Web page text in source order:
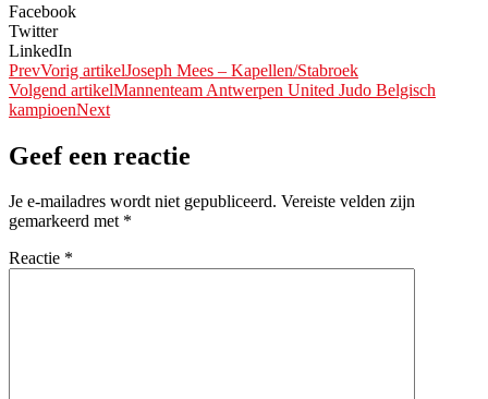
Facebook
Twitter
LinkedIn
PrevVorig artikelJoseph Mees – Kapellen/Stabroek
Volgend artikelMannenteam Antwerpen United Judo Belgisch
kampioenNext
Geef een reactie
Je e-mailadres wordt niet gepubliceerd. Vereiste velden zijn
gemarkeerd met *
Reactie *